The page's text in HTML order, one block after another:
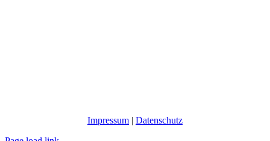
Impressum | Datenschutz